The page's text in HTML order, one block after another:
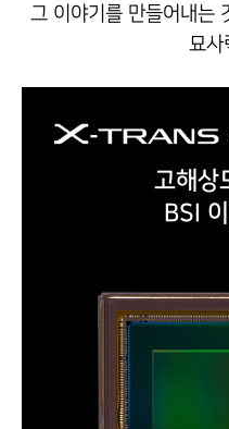
그 이야기를 만들어내는
묘사
고해상
BSI